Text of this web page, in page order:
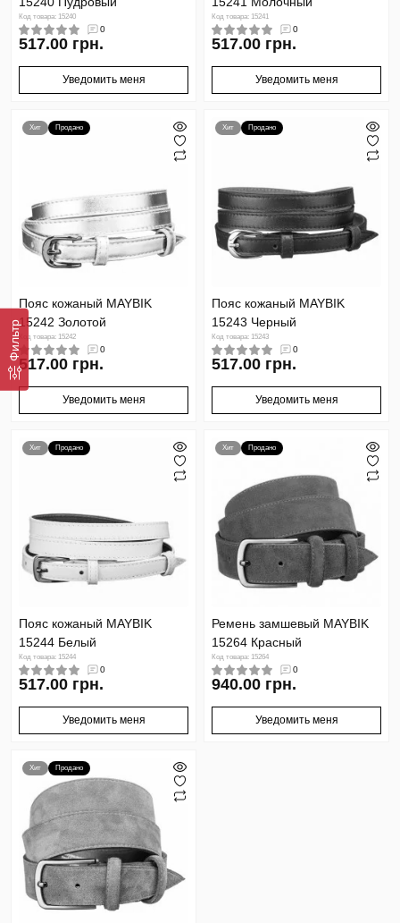
Фильтр
Код товара: 15240
0
517.00 грн.
Уведомить меня
Код товара: 15241
0
517.00 грн.
Уведомить меня
Хит Продано
Пояс кожаный MAYBIK
15242 Золотой
Код товара: 15242
0
517.00 грн.
Уведомить меня
Хит Продано
Пояс кожаный MAYBIK
15243 Черный
Код товара: 15243
0
517.00 грн.
Уведомить меня
Хит Продано
Пояс кожаный MAYBIK
15244 Белый
Код товара: 15244
0
517.00 грн.
Уведомить меня
Хит Продано
Ремень замшевый MAYBIK
15264 Красный
Код товара: 15264
0
940.00 грн.
Уведомить меня
Хит Продано